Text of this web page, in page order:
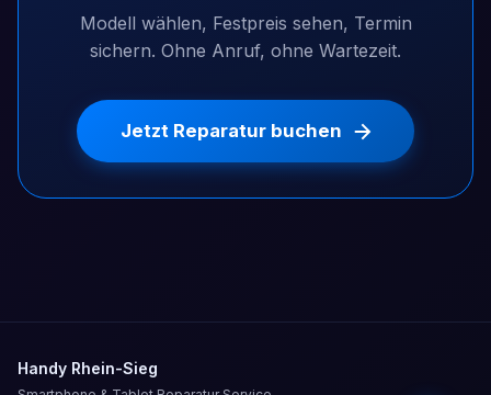
Modell wählen, Festpreis sehen, Termin
sichern. Ohne Anruf, ohne Wartezeit.
Jetzt Reparatur buchen
Handy Rhein-Sieg